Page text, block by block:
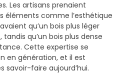
Les artisans prenaient
éléments comme l’esthétique
qu’un bois plus léger
qu’un bois plus dense
Cette expertise se
en génération, et il est
savoir-faire aujourd’hui.